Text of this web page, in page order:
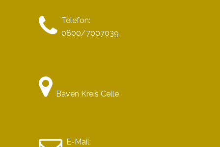
Telefon:
0800/7007039
Baven Kreis Celle
E-Mail: